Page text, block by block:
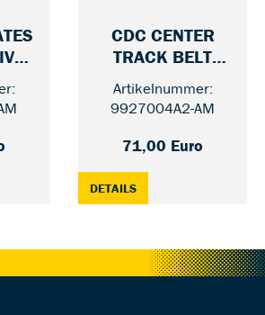
CARBON DRIVE, BLACK — 111
CDC CENTER
TRACK BELT
GATES CARBON
DRIVE, BLACK
Artikelnummer:
9927004A2-AM
71,00 Euro
DETAILS: CDC CENTER